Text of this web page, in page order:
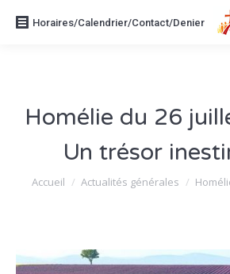
Horaires/Calendrier/Contact/Denier
Homélie du 26
Un trésor
Vous êtes ici :
Accueil Actualités générales